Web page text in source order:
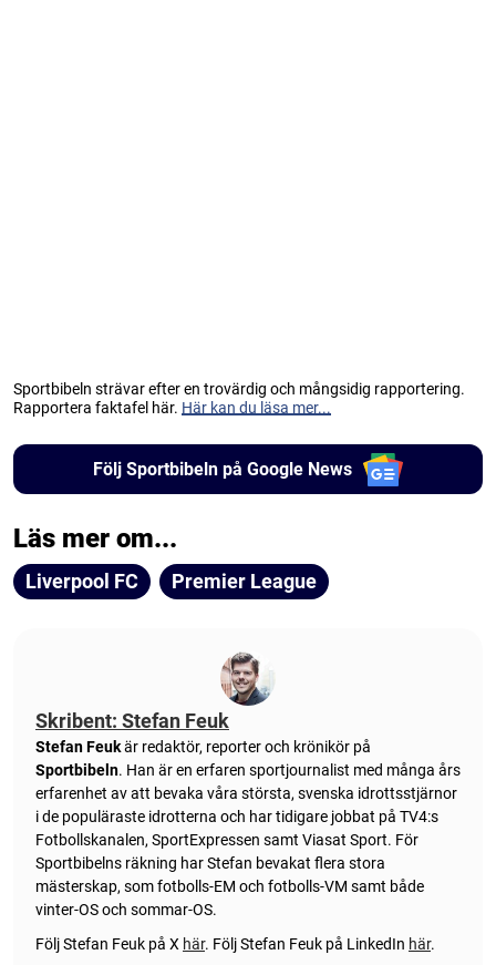
Sportbibeln strävar efter en trovärdig och mångsidig rapportering.
Rapportera faktafel här. Här kan du läsa mer...
Följ Sportbibeln på Google News
Läs mer om...
Liverpool FC Premier League
Skribent: Stefan Feuk
Stefan Feukär redaktör, reporter och krönikör på
Sportbibeln. Han är en erfaren sportjournalist med många års
erfarenhet av att bevaka våra största, svenska idrottsstjärnor
i de populäraste idrotterna och har tidigare jobbat på TV4:s
Fotbollskanalen, SportExpressen samt Viasat Sport. För
Sportbibelns räkning har Stefan bevakat flera stora
mästerskap, som fotbolls-EM och fotbolls-VM samt både
vinter-OS och sommar-OS.
Följ Stefan Feuk på X här. Följ Stefan Feuk på LinkedIn här.